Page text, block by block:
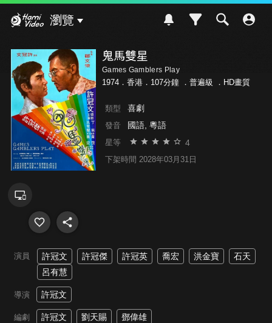
瀏覽
鬼馬雙星
Games Gamblers Play
1974．香港．107分鐘 ． 普遍級 ．HD畫質
類型 喜劇
發音 國語, 粵語
星等 4
下架時間 2028年03月31日
演員 許冠文 許冠傑 許冠英 喬宏 洪金寶
石天
呂有慧
導演 許冠文
編劇 許冠文 劉天賜 鄧偉雄